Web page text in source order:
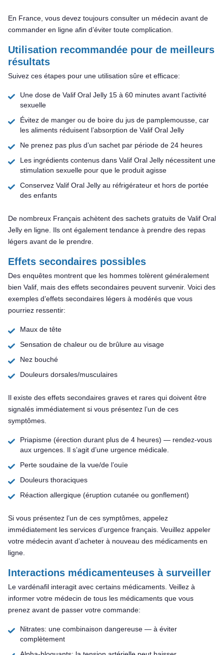
En France, vous devez toujours consulter un médecin avant de
commander en ligne afin d’éviter toute complication.
Utilisation recommandée pour de meilleurs
résultats
Suivez ces étapes pour une utilisation sûre et efficace:
Une dose de Valif Oral Jelly 15 à 60 minutes avant l’activité
sexuelle
Évitez de manger ou de boire du jus de pamplemousse, car
les aliments réduisent l’absorption de Valif Oral Jelly
Ne prenez pas plus d’un sachet par période de 24 heures
Les ingrédients contenus dans Valif Oral Jelly nécessitent une
stimulation sexuelle pour que le produit agisse
Conservez Valif Oral Jelly au réfrigérateur et hors de portée
des enfants
De nombreux Français achètent des sachets gratuits de Valif Oral
Jelly en ligne. Ils ont également tendance à prendre des repas
légers avant de le prendre.
Effets secondaires possibles
Des enquêtes montrent que les hommes tolèrent généralement
bien Valif, mais des effets secondaires peuvent survenir. Voici des
exemples d’effets secondaires légers à modérés que vous
pourriez ressentir:
Maux de tête
Sensation de chaleur ou de brûlure au visage
Nez bouché
Douleurs dorsales/musculaires
Il existe des effets secondaires graves et rares qui doivent être
signalés immédiatement si vous présentez l’un de ces
symptômes.
Priapisme (érection durant plus de 4 heures) — rendez-vous
aux urgences. Il s’agit d’une urgence médicale.
Perte soudaine de la vue/de l’ouïe
Douleurs thoraciques
Réaction allergique (éruption cutanée ou gonflement)
Si vous présentez l’un de ces symptômes, appelez
immédiatement les services d’urgence français. Veuillez appeler
votre médecin avant d’acheter à nouveau des médicaments en
ligne.
Interactions médicamenteuses à surveiller
Le vardénafil interagit avec certains médicaments. Veillez à
informer votre médecin de tous les médicaments que vous
prenez avant de passer votre commande:
Nitrates: une combinaison dangereuse — à éviter
complètement